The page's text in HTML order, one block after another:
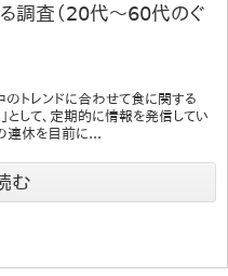
調査（20代～60代のぐ
のトレンドに合わせて食に関する
として、定期的に情報を発信してい
連休を目前に...
む